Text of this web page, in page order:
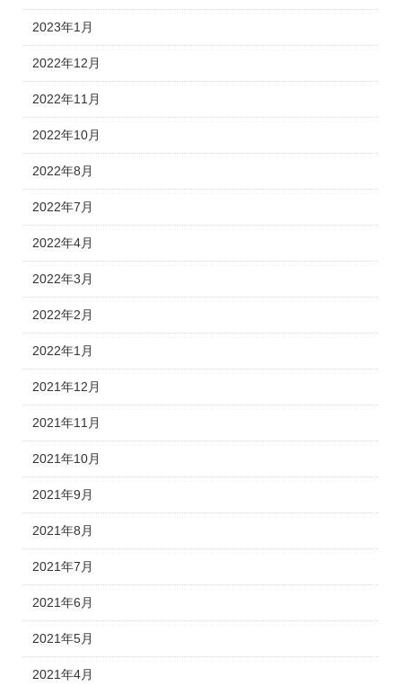
2023年1月
2022年12月
2022年11月
2022年10月
2022年8月
2022年7月
2022年4月
2022年3月
2022年2月
2022年1月
2021年12月
2021年11月
2021年10月
2021年9月
2021年8月
2021年7月
2021年6月
2021年5月
2021年4月